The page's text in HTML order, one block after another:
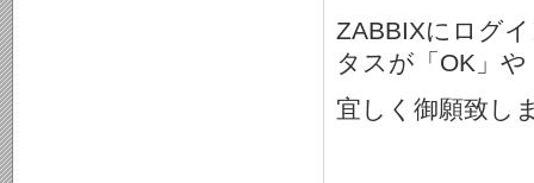
ZABBIXにログ
タスが「OK」
宜しく御願致し